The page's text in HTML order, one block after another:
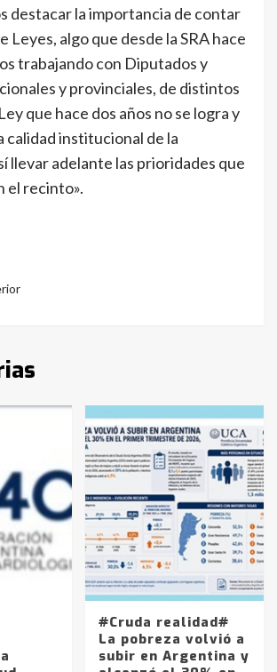
destacar la importancia de contar
Leyes, algo que desde la SRA hace
trabajando con Diputados y
y provinciales, de distintos
que hace dos años no se logra y
calidad institucional de la
llevar adelante las prioridades que
el recinto».
#Cruda realidad#
La pobreza volvió a
subir en Argentina y